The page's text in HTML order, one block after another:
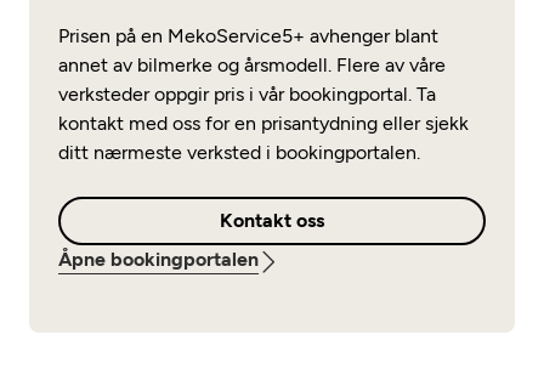
Prisen på en MekoService5+ avhenger blant
annet av bilmerke og årsmodell. Flere av våre
verksteder oppgir pris i vår bookingportal. Ta
kontakt med oss for en prisantydning eller sjekk
ditt nærmeste verksted i bookingportalen.
Kontakt oss
Åpne bookingportalen